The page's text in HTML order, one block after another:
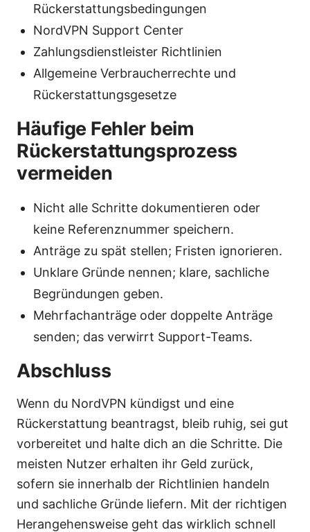
Rückerstattungsbedingungen
NordVPN Support Center
Zahlungsdienstleister Richtlinien
Allgemeine Verbraucherrechte und
Rückerstattungsgesetze
Häufige Fehler beim
Rückerstattungsprozess
vermeiden
Nicht alle Schritte dokumentieren oder
keine Referenznummer speichern.
Anträge zu spät stellen; Fristen ignorieren.
Unklare Gründe nennen; klare, sachliche
Begründungen geben.
Mehrfachanträge oder doppelte Anträge
senden; das verwirrt Support-Teams.
Abschluss
Wenn du NordVPN kündigst und eine
Rückerstattung beantragst, bleib ruhig, sei gut
vorbereitet und halte dich an die Schritte. Die
meisten Nutzer erhalten ihr Geld zurück,
sofern sie innerhalb der Richtlinien handeln
und sachliche Gründe liefern. Mit der richtigen
Herangehensweise geht das wirklich schnell